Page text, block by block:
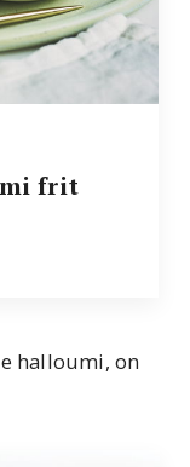
frit
halloumi, on